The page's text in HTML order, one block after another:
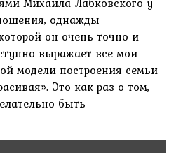
однажды
он очень точно и
выражает все мои
модели построения семьи
Это как раз о том,
быть